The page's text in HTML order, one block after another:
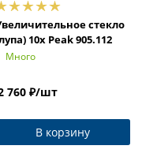
стекло
10x Peak 905.112
Много
760 ₽/шт
В корзину